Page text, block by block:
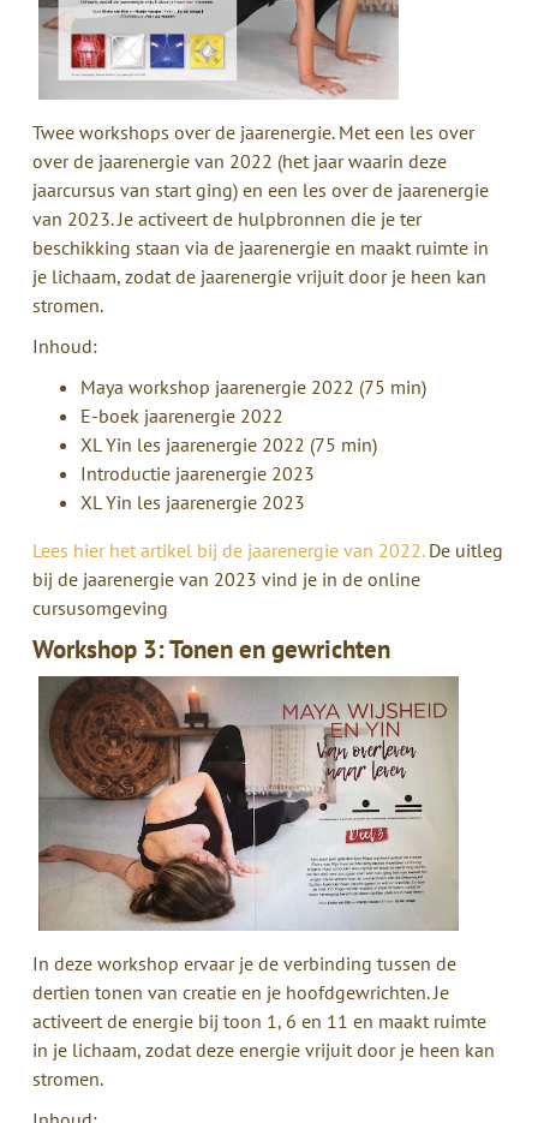
Twee workshops over de jaarenergie. Met een les over
over de jaarenergie van 2022 (het jaar waarin deze
jaarcursus van start ging) en een les over de jaarenergie
van 2023. Je activeert de hulpbronnen die je ter
beschikking staan via de jaarenergie en maakt ruimte in
je lichaam, zodat de jaarenergie vrijuit door je heen kan
stromen.
Inhoud:
Maya workshop jaarenergie 2022 (75 min)
E-boek jaarenergie 2022
XL Yin les jaarenergie 2022 (75 min)
Introductie jaarenergie 2023
XL Yin les jaarenergie 2023
Lees hier het artikel bij de jaarenergie van 2022.De uitleg
bij de jaarenergie van 2023 vind je in de online
cursusomgeving
Workshop 3: Tonen en gewrichten
In deze workshop ervaar je de verbinding tussen de
dertien tonen van creatie en je hoofdgewrichten. Je
activeert de energie bij toon 1, 6 en 11 en maakt ruimte
in je lichaam, zodat deze energie vrijuit door je heen kan
stromen.